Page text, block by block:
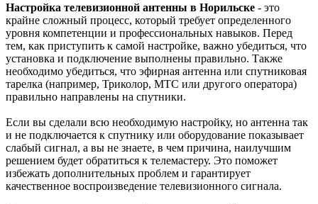
Настройка телевизионной антенны в Норильске - это
крайне сложный процесс, который требует определенного
уровня компетенции и профессиональных навыков. Перед
тем, как приступить к самой настройке, важно убедиться, что
установка и подключение выполнены правильно. Также
необходимо убедиться, что эфирная антенна или спутниковая
тарелка (например, Триколор, МТС или другого оператора)
правильно направлены на спутники.
Если вы сделали всю необходимую настройку, но антенна так
и не подключается к спутнику или оборудование показывает
слабый сигнал, а вы не знаете, в чем причина, наилучшим
решением будет обратиться к телемастеру. Это поможет
избежать дополнительных проблем и гарантирует
качественное воспроизведение телевизионного сигнала.